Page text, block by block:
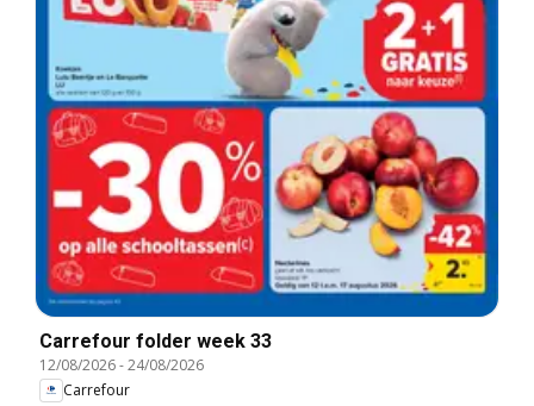
Carrefour folder week 33
12/08/2026-24/08/2026
Carrefour